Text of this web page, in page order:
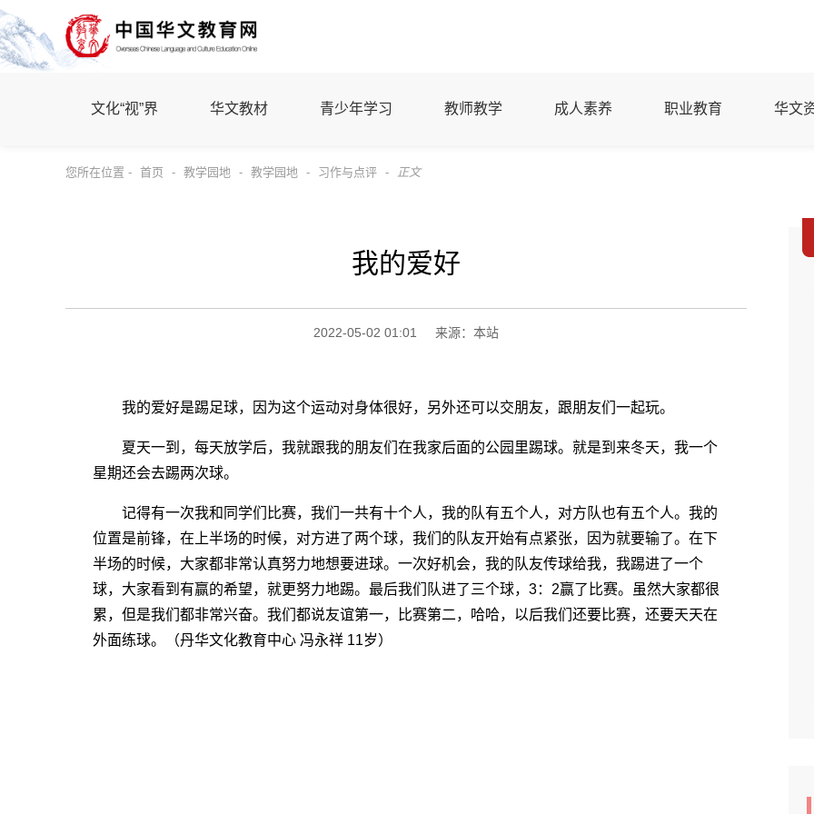
文化“视”界 华文教材 青少年学习 教师教学 成人素养 职业教育 华文
您所在位置 - 首页 - 教学园地 - 教学园地 - 习作与点评 - 正文
我的爱好
2022-05-02 01:01 来源：本站
我的爱好是踢足球，因为这个运动对身体很好，另外还可以交朋友，跟朋友们一起玩。
夏天一到，每天放学后，我就跟我的朋友们在我家后面的公园里踢球。就是到来冬天，我一个
星期还会去踢两次球。
记得有一次我和同学们比赛，我们一共有十个人，我的队有五个人，对方队也有五个人。我的
位置是前锋，在上半场的时候，对方进了两个球，我们的队友开始有点紧张，因为就要输了。在下
半场的时候，大家都非常认真努力地想要进球。一次好机会，我的队友传球给我，我踢进了一个
球，大家看到有赢的希望，就更努力地踢。最后我们队进了三个球，3：2赢了比赛。虽然大家都很
累，但是我们都非常兴奋。我们都说友谊第一，比赛第二，哈哈，以后我们还要比赛，还要天天在
外面练球。（丹华文化教育中心 冯永祥 11岁）